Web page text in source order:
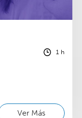
1 h
Ver Más